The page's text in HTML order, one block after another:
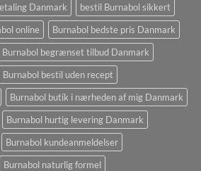
Danmark
bestil Burnabol sikkert
online
Burnabol bedste pris Danmark
Burnabol begrænset tilbud Danmark
Burnabol bestil uden recept
Burnabol butik i nærheden af ​​mig Danmark
Burnabol hurtig levering Danmark
Burnabol kundeanmeldelser
Burnabol naturlig formel